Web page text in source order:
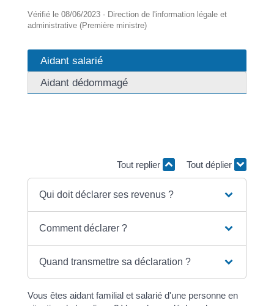
Vérifié le 08/06/2023 - Direction de l'information légale et
administrative (Première ministre)
Aidant salarié
Aidant dédommagé
Tout replier
Tout déplier
Qui doit déclarer ses revenus ?
Comment déclarer ?
Quand transmettre sa déclaration ?
Vous êtes aidant familial et salarié d'une personne en